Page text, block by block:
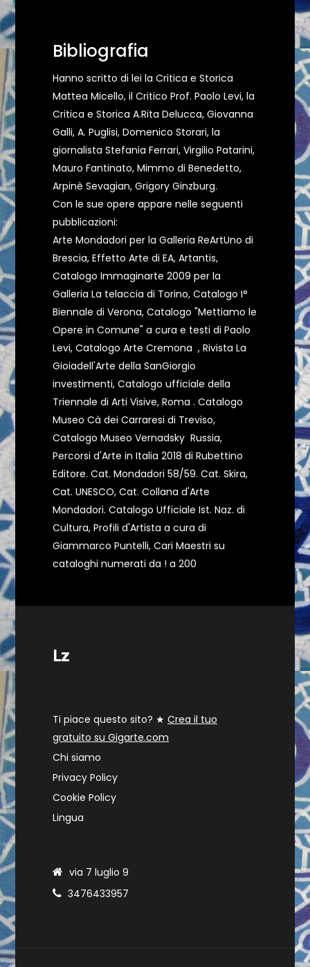
Bibliografia
Hanno scritto di lei la Critica e Storica
Mattea Micello, il Critico Prof. Paolo Levi, la
Critica e Storica A.Rita Delucca, Giovanna
Galli, A. Puglisi, Domenico Storari, la
giornalista Stefania Ferrari, Virgilio Patarini,
Mauro Fantinato, Mimmo di Benedetto,
Arpinè Sevagian, Grigory Ginzburg.
Con le sue opere appare nelle seguenti
pubblicazioni:
Arte Mondadori per la Galleria ReArtUno di
Brescia, Effetto Arte di EA, Artantis,
Catalogo Immaginarte 2009 per la
Galleria La telaccia di Torino, Catalogo I°
Biennale di Verona, Catalogo "Mettiamo le
Opere in Comune" a cura e testi di Paolo
Levi, Catalogo Arte Cremona , Rivista La
Gioiadell'Arte della SanGiorgio
investimenti, Catalogo ufficiale della
Triennale di Arti Visive, Roma . Catalogo
Museo Cà dei Carraresi di Treviso,
Catalogo Museo Vernadsky Russia,
Percorsi d'Arte in Italia 2018 di Rubettino
Editore. Cat. Mondadori 58/59. Cat. Skira,
Cat. UNESCO, Cat. Collana d'Arte
Mondadori. Catalogo Ufficiale Ist. Naz. di
Cultura, Profili d'Artista a cura di
Giammarco Puntelli, Cari Maestri su
cataloghi numerati da ! a 200
Lz
Ti piace questo sito? ★ Crea il tuo
gratuito su Gigarte.com
Chi siamo
Privacy Policy
Cookie Policy
Lingua
via 7 luglio 9
3476433957